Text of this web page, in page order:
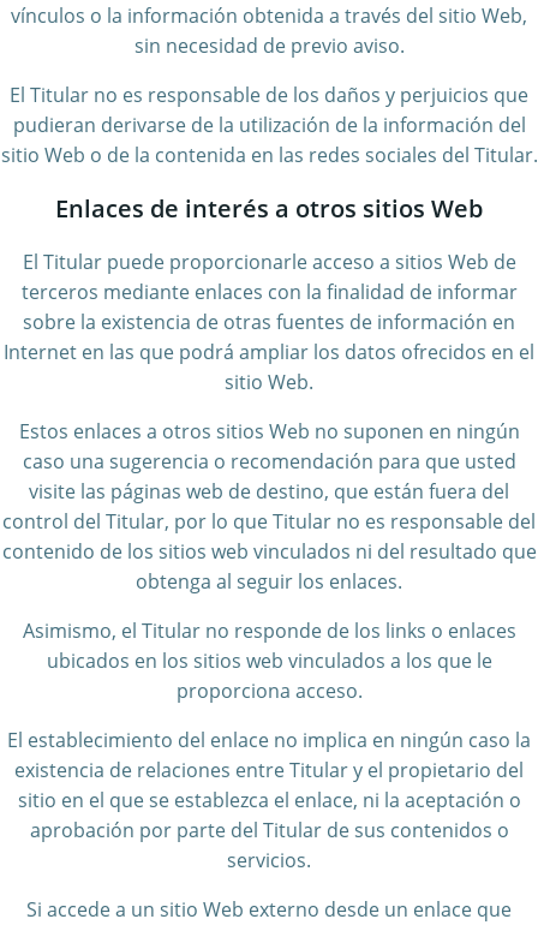
vínculos o la información obtenida a través del sitio Web,
sin necesidad de previo aviso.
El Titular no es responsable de los daños y perjuicios que
pudieran derivarse de la utilización de la información del
sitio Web o de la contenida en las redes sociales del Titular.
Enlaces de interés a otros sitios Web
El Titular puede proporcionarle acceso a sitios Web de
terceros mediante enlaces con la finalidad de informar
sobre la existencia de otras fuentes de información en
Internet en las que podrá ampliar los datos ofrecidos en el
sitio Web.
Estos enlaces a otros sitios Web no suponen en ningún
caso una sugerencia o recomendación para que usted
visite las páginas web de destino, que están fuera del
control del Titular, por lo que Titular no es responsable del
contenido de los sitios web vinculados ni del resultado que
obtenga al seguir los enlaces.
Asimismo, el Titular no responde de los links o enlaces
ubicados en los sitios web vinculados a los que le
proporciona acceso.
El establecimiento del enlace no implica en ningún caso la
existencia de relaciones entre Titular y el propietario del
sitio en el que se establezca el enlace, ni la aceptación o
aprobación por parte del Titular de sus contenidos o
servicios.
Si accede a un sitio Web externo desde un enlace que